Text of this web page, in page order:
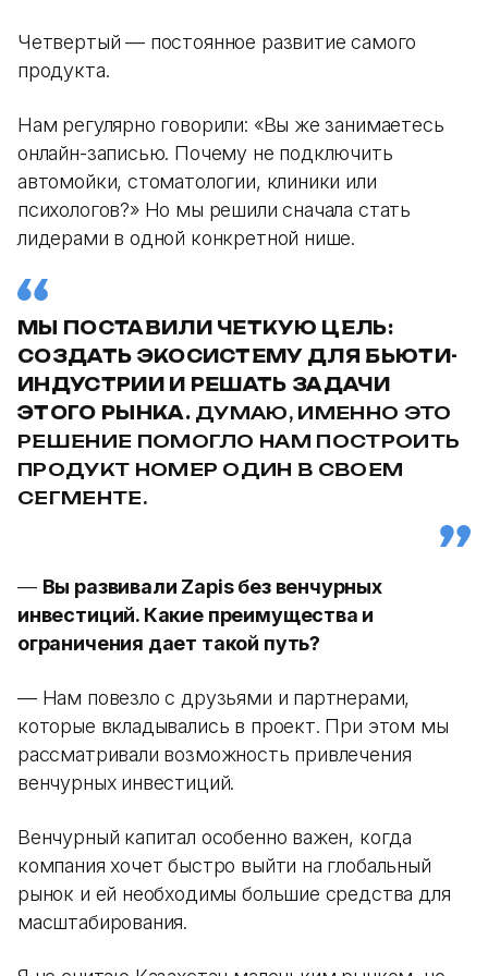
Четвертый — постоянное развитие самого
продукта.
Нам регулярно говорили: «Вы же занимаетесь
онлайн-записью. Почему не подключить
автомойки, стоматологии, клиники или
психологов?» Но мы решили сначала стать
лидерами в одной конкретной нише.
МЫ ПОСТАВИЛИ ЧЕТКУЮ ЦЕЛЬ:
СОЗДАТЬ ЭКОСИСТЕМУ ДЛЯ БЬЮТИ-
ИНДУСТРИИ И РЕШАТЬ ЗАДАЧИ
ЭТОГО РЫНКА. ДУМАЮ, ИМЕННО ЭТО
РЕШЕНИЕ ПОМОГЛО НАМ ПОСТРОИТЬ
ПРОДУКТ НОМЕР ОДИН В СВОЕМ
СЕГМЕНТЕ.
— Вы развивали Zapis без венчурных
инвестиций. Какие преимущества и
ограничения дает такой путь?
— Нам повезло с друзьями и партнерами,
которые вкладывались в проект. При этом мы
рассматривали возможность привлечения
венчурных инвестиций.
Венчурный капитал особенно важен, когда
компания хочет быстро выйти на глобальный
рынок и ей необходимы большие средства для
масштабирования.